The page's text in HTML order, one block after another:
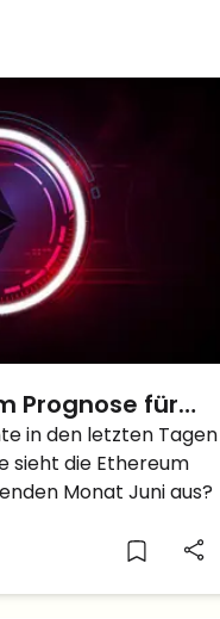
Prognose für
1.500 Dollar
Dollar?
in den letzten Tagen
sieht die Ethereum
Monat Juni aus?